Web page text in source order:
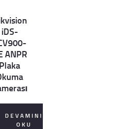
iDS-
ANPR
Plaka
DEVAMINI
OKU